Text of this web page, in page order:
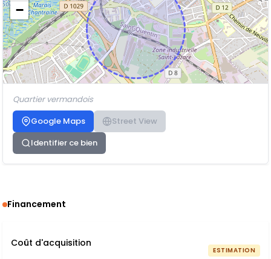
−
Quartier vermandois
Google Maps
Street View
Identifier ce bien
Financement
Coût d'acquisition
ESTIMATION